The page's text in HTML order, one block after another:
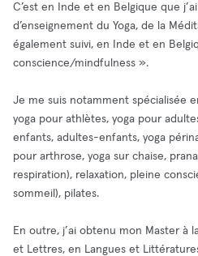
C’est en Inde et en Belgique que
d’enseignement du Yoga, de la
également suivi, en Inde et en
conscience/mindfulness ».
Je me suis notamment spécialisée
yoga pour athlètes, yoga pour
enfants, adultes-enfants, yoga
pour arthrose, yoga sur chaise,
respiration), relaxation, pleine
sommeil), pilates.
En outre, j’ai obtenu mon Master à
et Lettres, en Langues et